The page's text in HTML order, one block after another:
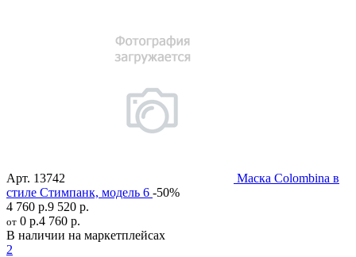
Арт. 13742
Маска Colombina в
стиле Стимпанк, модель 6 -50%
4 760 р.9 520 р.
от 0 р.4 760 р.
В наличии на маркетплейсах
2